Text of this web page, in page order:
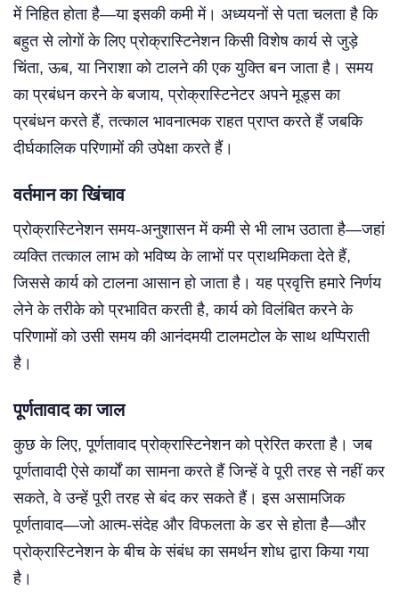
में निहित होता है—या इसकी कमी में। अध्ययनों से पता चलता है कि
बहुत से लोगों के लिए प्रोक्रास्टिनेशन किसी विशेष कार्य से जुड़े
चिंता, ऊब, या निराशा को टालने की एक युक्ति बन जाता है। समय
का प्रबंधन करने के बजाय, प्रोक्रास्टिनेटर अपने मूड्स का
प्रबंधन करते हैं, तत्काल भावनात्मक राहत प्राप्त करते हैं जबकि
दीर्घकालिक परिणामों की उपेक्षा करते हैं।
वर्तमान का खिंचाव
प्रोक्रास्टिनेशन समय-अनुशासन में कमी से भी लाभ उठाता है—जहां
व्यक्ति तत्काल लाभ को भविष्य के लाभों पर प्राथमिकता देते हैं,
जिससे कार्य को टालना आसान हो जाता है। यह प्रवृत्ति हमारे निर्णय
लेने के तरीके को प्रभावित करती है, कार्य को विलंबित करने के
परिणामों को उसी समय की आनंदमयी टालमटोल के साथ थप्पिराती
है।
पूर्णतावाद का जाल
कुछ के लिए, पूर्णतावाद प्रोक्रास्टिनेशन को प्रेरित करता है। जब
पूर्णतावादी ऐसे कार्यों का सामना करते हैं जिन्हें वे पूरी तरह से नहीं कर
सकते, वे उन्हें पूरी तरह से बंद कर सकते हैं। इस असामजिक
पूर्णतावाद—जो आत्म-संदेह और विफलता के डर से होता है—और
प्रोक्रास्टिनेशन के बीच के संबंध का समर्थन शोध द्वारा किया गया
है।